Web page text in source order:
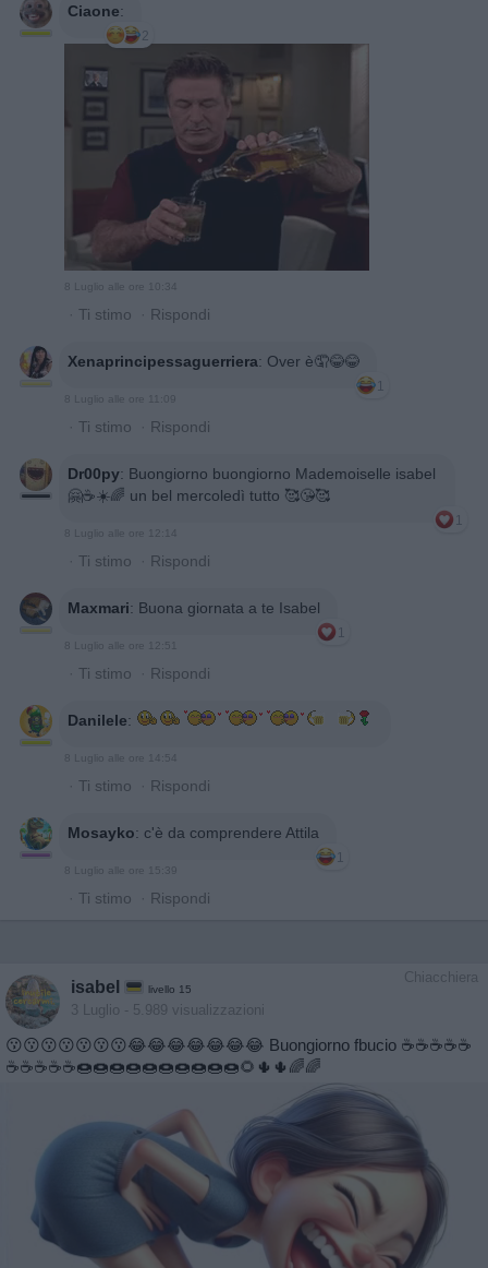
Ciaone:
2
· Ti stimo · Rispondi
Xenaprincipessaguerriera: Over è🤦😂😂
1
8 Luglio alle ore 11:09
· Ti stimo · Rispondi
Dr00py: Buongiorno buongiorno Mademoiselle isabel
🤗☕☀️🌈 un bel mercoledì tutto 🥰😘🥰
1
· Ti stimo · Rispondi
Maxmari: Buona giornata a te Isabel
1
· Ti stimo · Rispondi
Danilele:
· Ti stimo · Rispondi
Mosayko: c'è da comprendere Attila
1
8 Luglio alle ore 15:39
· Ti stimo · Rispondi
Chiacchiera
isabel livello 15
3 Luglio - 5.989 visualizzazioni
😗😗😗😗😗😗😗😂😂😂😂😂😂😂 Buongiorno fbucio ☕️☕️☕️☕️☕️
☕️☕️☕️☕️☕️🍩🍩🍩🍩🍩🍩🍩🍩🍩🍩🌻🌵🌵🌈🌈